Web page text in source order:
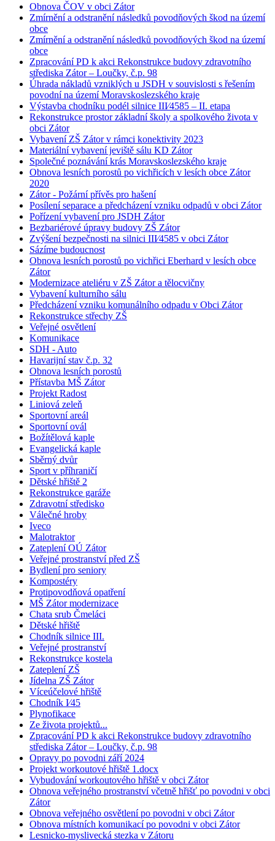
Obnova ČOV v obci Zátor
Zmírnění a odstranění následků povodňových škod na území
obce
Zmírnění a odstranění následků povodňových škod na území
obce
Zpracování PD k akci Rekonstrukce budovy zdravotního
střediska Zátor – Loučky, č.p. 98
Úhrada nákladů vzniklých u JSDH v souvislosti s řešením
povodní na území Moravskoslezského kraje
Výstavba chodníku podél silnice III⁄4585 – II. etapa
Rekonstrukce prostor základní školy a spolkového života v
obci Zátor
Vybavení ZŠ Zátor v rámci konektivity 2023
Materiální vybavení jeviště sálu KD Zátor
Společné poznávání krás Moravskoslezského kraje
Obnova lesních porostů po vichřicích v lesích obce Zátor
2020
Zátor - Požární přívěs pro hašení
Posílení separace a předcházení vzniku odpadů v obci Zátor
Pořízení vybavení pro JSDH Zátor
Bezbariérové úpravy budovy ZŠ Zátor
Zvýšení bezpečnosti na silnici III⁄4585 v obci Zátor
Sázíme budoucnost
Obnova lesních porostů po vichřici Eberhard v lesích obce
Zátor
Modernizace ateliéru v ZŠ Zátor a tělocvičny
Vybavení kulturního sálu
Předcházení vzniku komunálního odpadu v Obci Zátor
Rekonstrukce střechy ZŠ
Veřejné osvětlení
Komunikace
SDH - Auto
Havarijní stav č.p. 32
Obnova lesních porostů
Přístavba MŠ Zátor
Projekt Radost
Liniová zeleň
Sportovní areál
Sportovní ovál
Božítělová kaple
Evangelická kaple
Sběrný dvůr
Sport v příhraničí
Dětské hřiště 2
Rekonstrukce garáže
Zdravotní středisko
Válečné hroby
Iveco
Malotraktor
Zateplení OÚ Zátor
Veřejné prostranství před ZŠ
Bydlení pro seniory
Kompostéry
Protipovodňová opatření
MŠ Zátor modernizace
Chata srub Čmeláci
Dětské hřiště
Chodník silnice III.
Veřejné prostranství
Rekonstrukce kostela
Zateplení ZŠ
Jídelna ZŠ Zátor
Víceúčelové hřiště
Chodník I⁄45
Plynofikace
Ze života projektů...
Zpracování PD k akci Rekonstrukce budovy zdravotního
střediska Zátor – Loučky, č.p. 98
Opravy po povodni září 2024
Projekt workoutové hřiště 1.docx
Vybudování workoutového hřiště v obci Zátor
Obnova veřejného prostranství včetně hřišť po povodni v obci
Zátor
Obnova veřejného osvětlení po povodni v obci Zátor
Obnova místních komunikací po povodni v obci Zátor
Lesnicko-myslivecká stezka v Zátoru